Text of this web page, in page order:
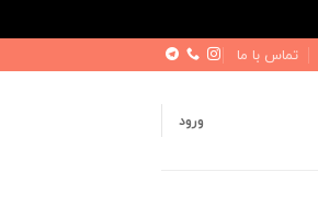
تماس با ما
ورود